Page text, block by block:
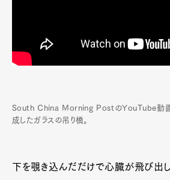
South China Morning PostのYouTube動画
成したガラスの吊り橋。
下を覗き込んだだけで心臓が飛び出し